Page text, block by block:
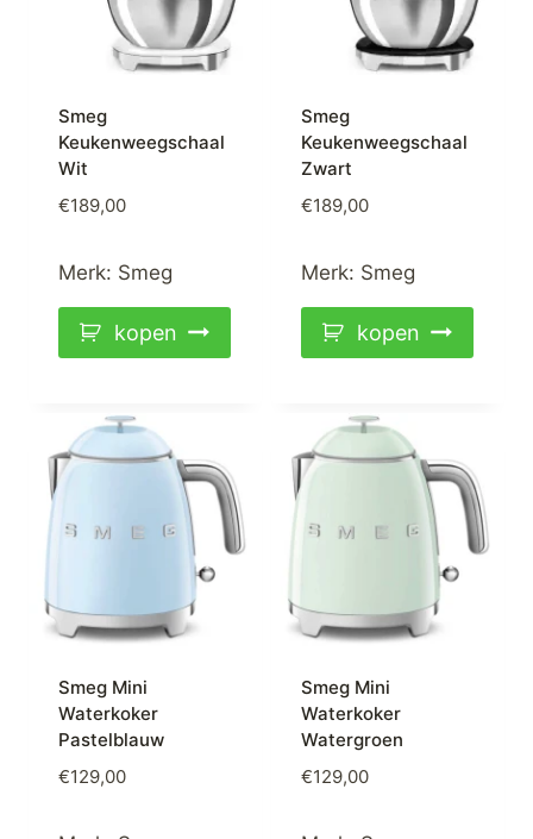
Smeg
Keukenweegschaal
Wit
€189,00
Merk: Smeg
kopen
Smeg
Keukenweegschaal
Zwart
€189,00
Merk: Smeg
kopen
Smeg Mini
Waterkoker
Pastelblauw
€129,00
Smeg Mini
Waterkoker
Watergroen
€129,00